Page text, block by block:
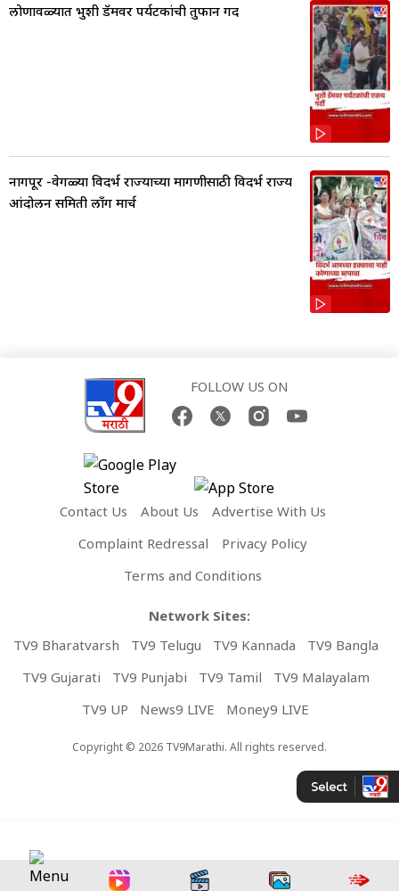
लोणावळ्यात भुशी डॅमवर पर्यटकांची तुफान गर्दी
नागपूर -वेगळ्या विदर्भ राज्याच्या मागणीसाठी विदर्भ राज्य
आंदोलन समिती लाँग मार्च
FOLLOW US ON
Contact Us About Us
Advertise With Us
Complaint Redressal
Privacy Policy
Terms and Conditions
Network Sites:
TV9 Bharatvarsh
TV9 Telugu TV9 Kannada
TV9 Bangla
TV9 Gujarati
TV9 Punjabi TV9 Tamil
TV9 Malayalam
TV9 UP
News9 LIVE Money9 LIVE
Copyright © 2026 TV9Marathi. All rights reserved.